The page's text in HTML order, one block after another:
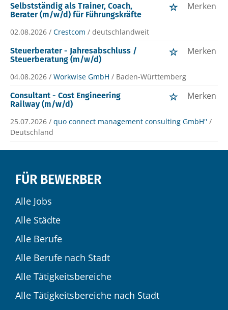
Selbstständig als Trainer, Coach,
Berater (m/w/d) für Führungskräfte
Merken
02.08.2026 / Crestcom / deutschlandweit
Steuerberater - Jahresabschluss /
Steuerberatung (m/w/d)
Merken
04.08.2026 / Workwise GmbH / Baden-Württemberg
Consultant - Cost Engineering
Railway (m/w/d)
Merken
25.07.2026 / quo connect management consulting GmbH'' /
Deutschland
FÜR BEWERBER
Alle Jobs
Alle Städte
Alle Berufe
Alle Berufe nach Stadt
Alle Tätigkeitsbereiche
Alle Tätigkeitsbereiche nach Stadt